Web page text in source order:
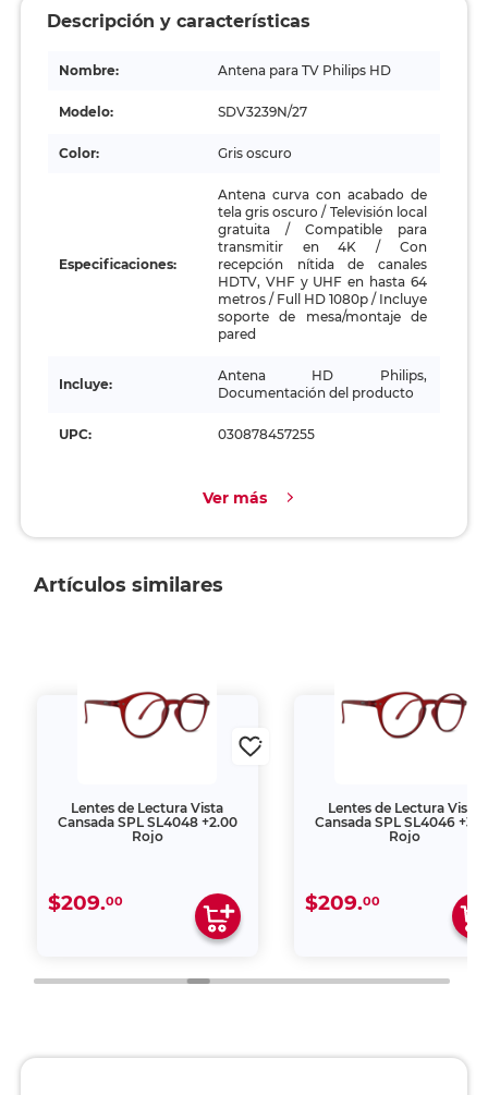
Descripción y características
Nombre: Antena para TV Philips HD
Modelo: SDV3239N/27
Color: Gris oscuro
Especificaciones:
Antena curva con acabado de
tela gris oscuro / Televisión local
gratuita / Compatible para
transmitir en 4K / Con
recepción nítida de canales
HDTV, VHF y UHF en hasta 64
metros / Full HD 1080p / Incluye
soporte de mesa/montaje de
pared
Incluye:
Antena HD Philips,
Documentación del producto
UPC: 030878457255
Ver más
Artículos similares
Lentes de Lectura Vista
Cansada SPL SL4048 +2.00
Rojo
$209.00
Lentes de Lectura Vista
Cansada SPL SL4046
Rojo
$209.00